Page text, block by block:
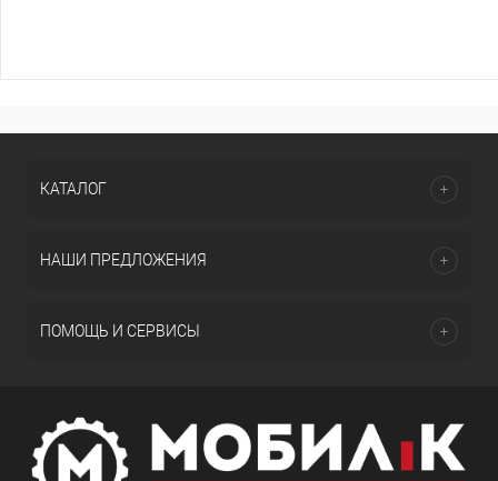
КАТАЛОГ
НАШИ ПРЕДЛОЖЕНИЯ
ПОМОЩЬ И СЕРВИСЫ